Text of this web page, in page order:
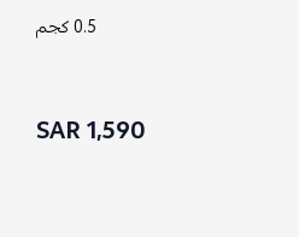
0.5 كجم
1,590 SAR